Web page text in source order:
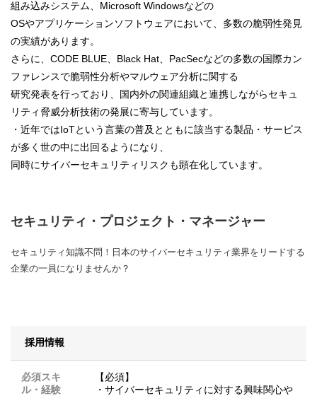
組み込みシステム、Microsoft Windowsなどの
OSやアプリケーションソフトウェアにおいて、多数の脆弱性発見
の実績があります。
さらに、CODE BLUE、Black Hat、PacSecなどの多数の国際カン
ファレンスで脆弱性分析やマルウェア分析に関する
研究発表を行っており、国内外の関連組織と連携しながらセキュ
リティ脅威分析技術の発展に寄与しています。
・近年ではIoTという言葉の普及とともに該当する製品・サービス
が多く世の中に出回るようになり、
同時にサイバーセキュリティリスクも顕在化しています。
セキュリティ・プロジェクト・マネージャー
セキュリティ知識不問！日本のサイバーセキュリティ業界をリードする
企業の一員になりませんか？
採用情報
必須スキ
ル・経験
【必須】
・サイバーセキュリティに対する興味関心や